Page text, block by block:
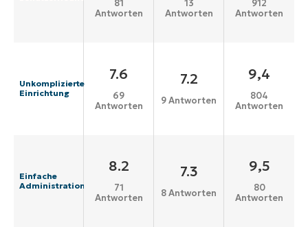
81
Antworten
13
Antworten
912
Antworten
Unkomplizierte
Einrichtung
7.6
69
Antworten
7.2
9 Antworten
9,4
804
Antworten
Einfache
Administration
8.2
71
Antworten
7.3
8 Antworten
9,5
80
Antworten